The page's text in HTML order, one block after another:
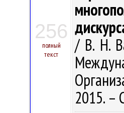
256
полный
текст
/ В. Н.
2015. –